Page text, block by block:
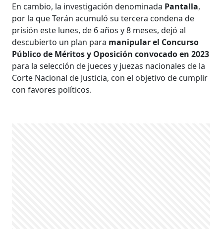
En cambio, la investigación denominada Pantalla,
por la que Terán acumuló su tercera condena de
prisión este lunes, de 6 años y 8 meses, dejó al
descubierto un plan para manipular el Concurso
Público de Méritos y Oposición convocado en 2023
para la selección de jueces y juezas nacionales de la
Corte Nacional de Justicia, con el objetivo de cumplir
con favores políticos.